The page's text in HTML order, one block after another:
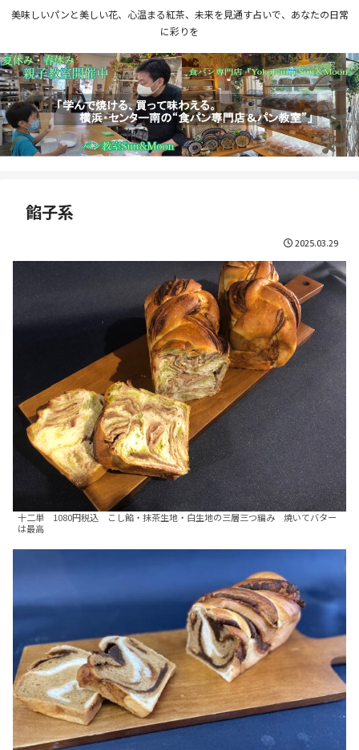
美味しいパンと美しい花、心温まる紅茶、未来を見通す占いで、あなたの日常
に彩りを
餡子系
2025.03.29
十二単 1080円税込 こし餡・抹茶生地・白生地の三層三つ編み 焼いてバター
は最高